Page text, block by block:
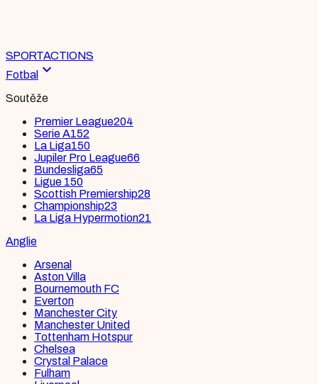
SPORTACTIONS
Fotbal expand_more
Soutěže
Premier League204
Serie A152
La Liga150
Jupiler Pro League66
Bundesliga65
Ligue 150
Scottish Premiership28
Championship23
La Liga Hypermotion21
Anglie
Arsenal
Aston Villa
Bournemouth FC
Everton
Manchester City
Manchester United
Tottenham Hotspur
Chelsea
Crystal Palace
Fulham